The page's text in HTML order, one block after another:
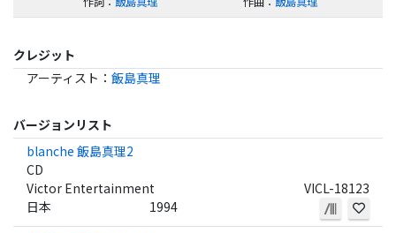
クレジット
アーティスト ： 飯島真理
バージョンリスト
blanche 飯島真理2
CD
Victor Entertainment
VICL-18123
日本
1994